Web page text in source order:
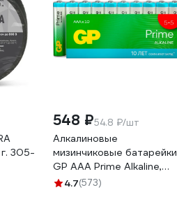
305-
548 ₽54.8 ₽/шт
Алкалиновые
мизинчиковые батарейки
GP АAА Prime Alkaline,
набор 10 шт. 19796
4.7(573)